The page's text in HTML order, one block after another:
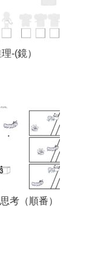
-(鏡）
考（順番）